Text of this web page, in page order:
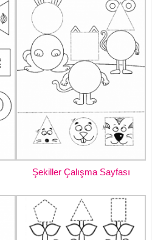
Şekiller Çalışma Sayfası